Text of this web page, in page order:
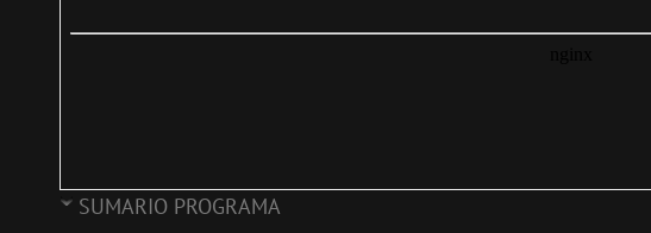
SUMARIO PROGRAMA